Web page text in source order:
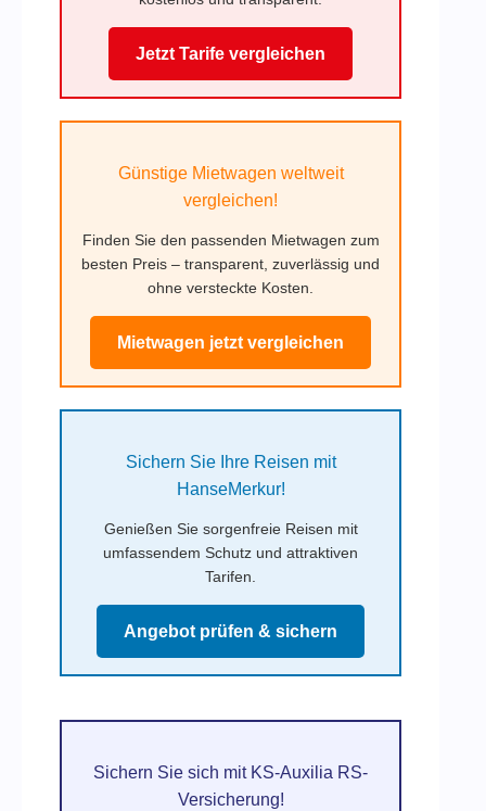
Jetzt Tarife vergleichen
Günstige Mietwagen weltweit
vergleichen!
Finden Sie den passenden Mietwagen zum
besten Preis – transparent, zuverlässig und
ohne versteckte Kosten.
Mietwagen jetzt vergleichen
Sichern Sie Ihre Reisen mit
HanseMerkur!
Genießen Sie sorgenfreie Reisen mit
umfassendem Schutz und attraktiven
Tarifen.
Angebot prüfen & sichern
Sichern Sie sich mit KS-Auxilia RS-
Versicherung!